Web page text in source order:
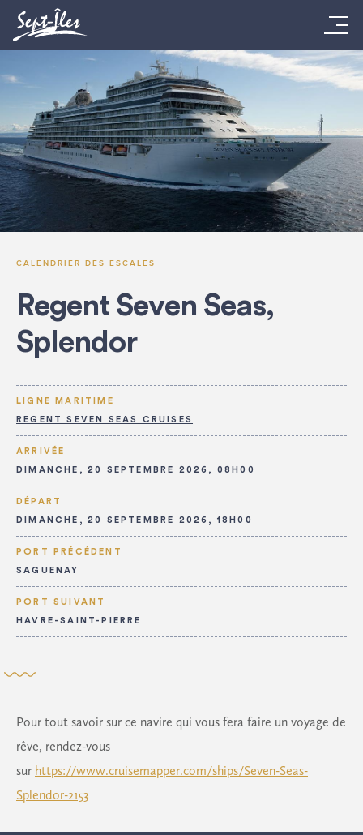
CALENDRIER DES ESCALES
Regent Seven Seas,
Splendor
LIGNE MARITIME
REGENT SEVEN SEAS CRUISES
ARRIVÉE
DIMANCHE, 20 SEPTEMBRE 2026, 08H00
DÉPART
DIMANCHE, 20 SEPTEMBRE 2026, 18H00
PORT PRÉCÉDENT
SAGUENAY
PORT SUIVANT
HAVRE-SAINT-PIERRE
Pour tout savoir sur ce navire qui vous fera faire un voyage de
rêve, rendez-vous
sur https://www.cruisemapper.com/ships/Seven-Seas-
Splendor-2153